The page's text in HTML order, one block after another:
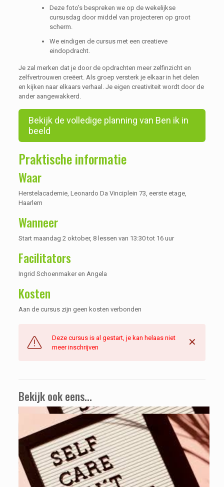
Deze foto’s bespreken we op de wekelijkse
cursusdag door middel van projecteren op groot
scherm.
We eindigen de cursus met een creatieve
eindopdracht.
Je zal merken dat je door de opdrachten meer zelfinzicht en
zelfvertrouwen creëert. Als groep versterk je elkaar in het delen
en kijken naar elkaars verhaal. Je eigen creativiteit wordt door de
ander aangewakkerd.
Bekijk de volledige planning van Ben ik in
beeld
Praktische informatie
Waar
Herstelacademie, Leonardo Da Vinciplein 73, eerste etage,
Haarlem
Wanneer
Start maandag 2 oktober, 8 lessen van 13:30 tot 16 uur
Facilitators
Ingrid Schoenmaker en Angela
Kosten
Aan de cursus zijn geen kosten verbonden
Deze cursus is al gestart, je kan helaas niet
meer inschrijven
✕
Bekijk ook eens...